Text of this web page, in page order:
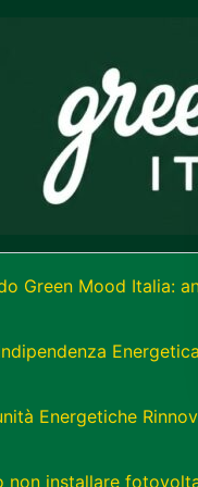
Green Mood Italia:
Energetiche
non installare